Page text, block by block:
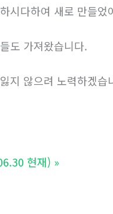
시다하여 새로 만들었
도 가져왔습니다.
지 않으려 노력하겠
현재) »